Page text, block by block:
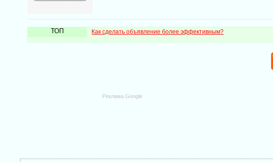
ТОП Как сделать объявление более эффективным?
Реклама Google